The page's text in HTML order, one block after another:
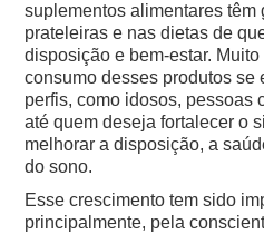
suplementos alimentares têm
prateleiras e nas dietas de
disposição e bem-estar.
consumo desses produtos se
perfis, como idosos, pessoas
até quem deseja fortalecer o
melhorar a disposição, a
do sono.
Esse crescimento tem sido
principalmente, pela